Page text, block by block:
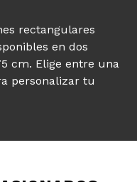
rectangulares
en dos
cm. Elige entre una
personalizar tu